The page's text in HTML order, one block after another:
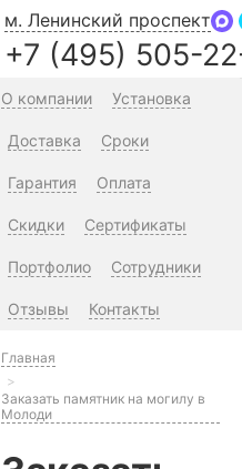
м. Ленинский проспект
+7 (495) 505-
О компании Установка
Доставка Сроки
Гарантия Оплата
Скидки Сертификаты
Портфолио Сотрудники
Отзывы Контакты
Главная
Заказать памятник на могилу в
Молоди